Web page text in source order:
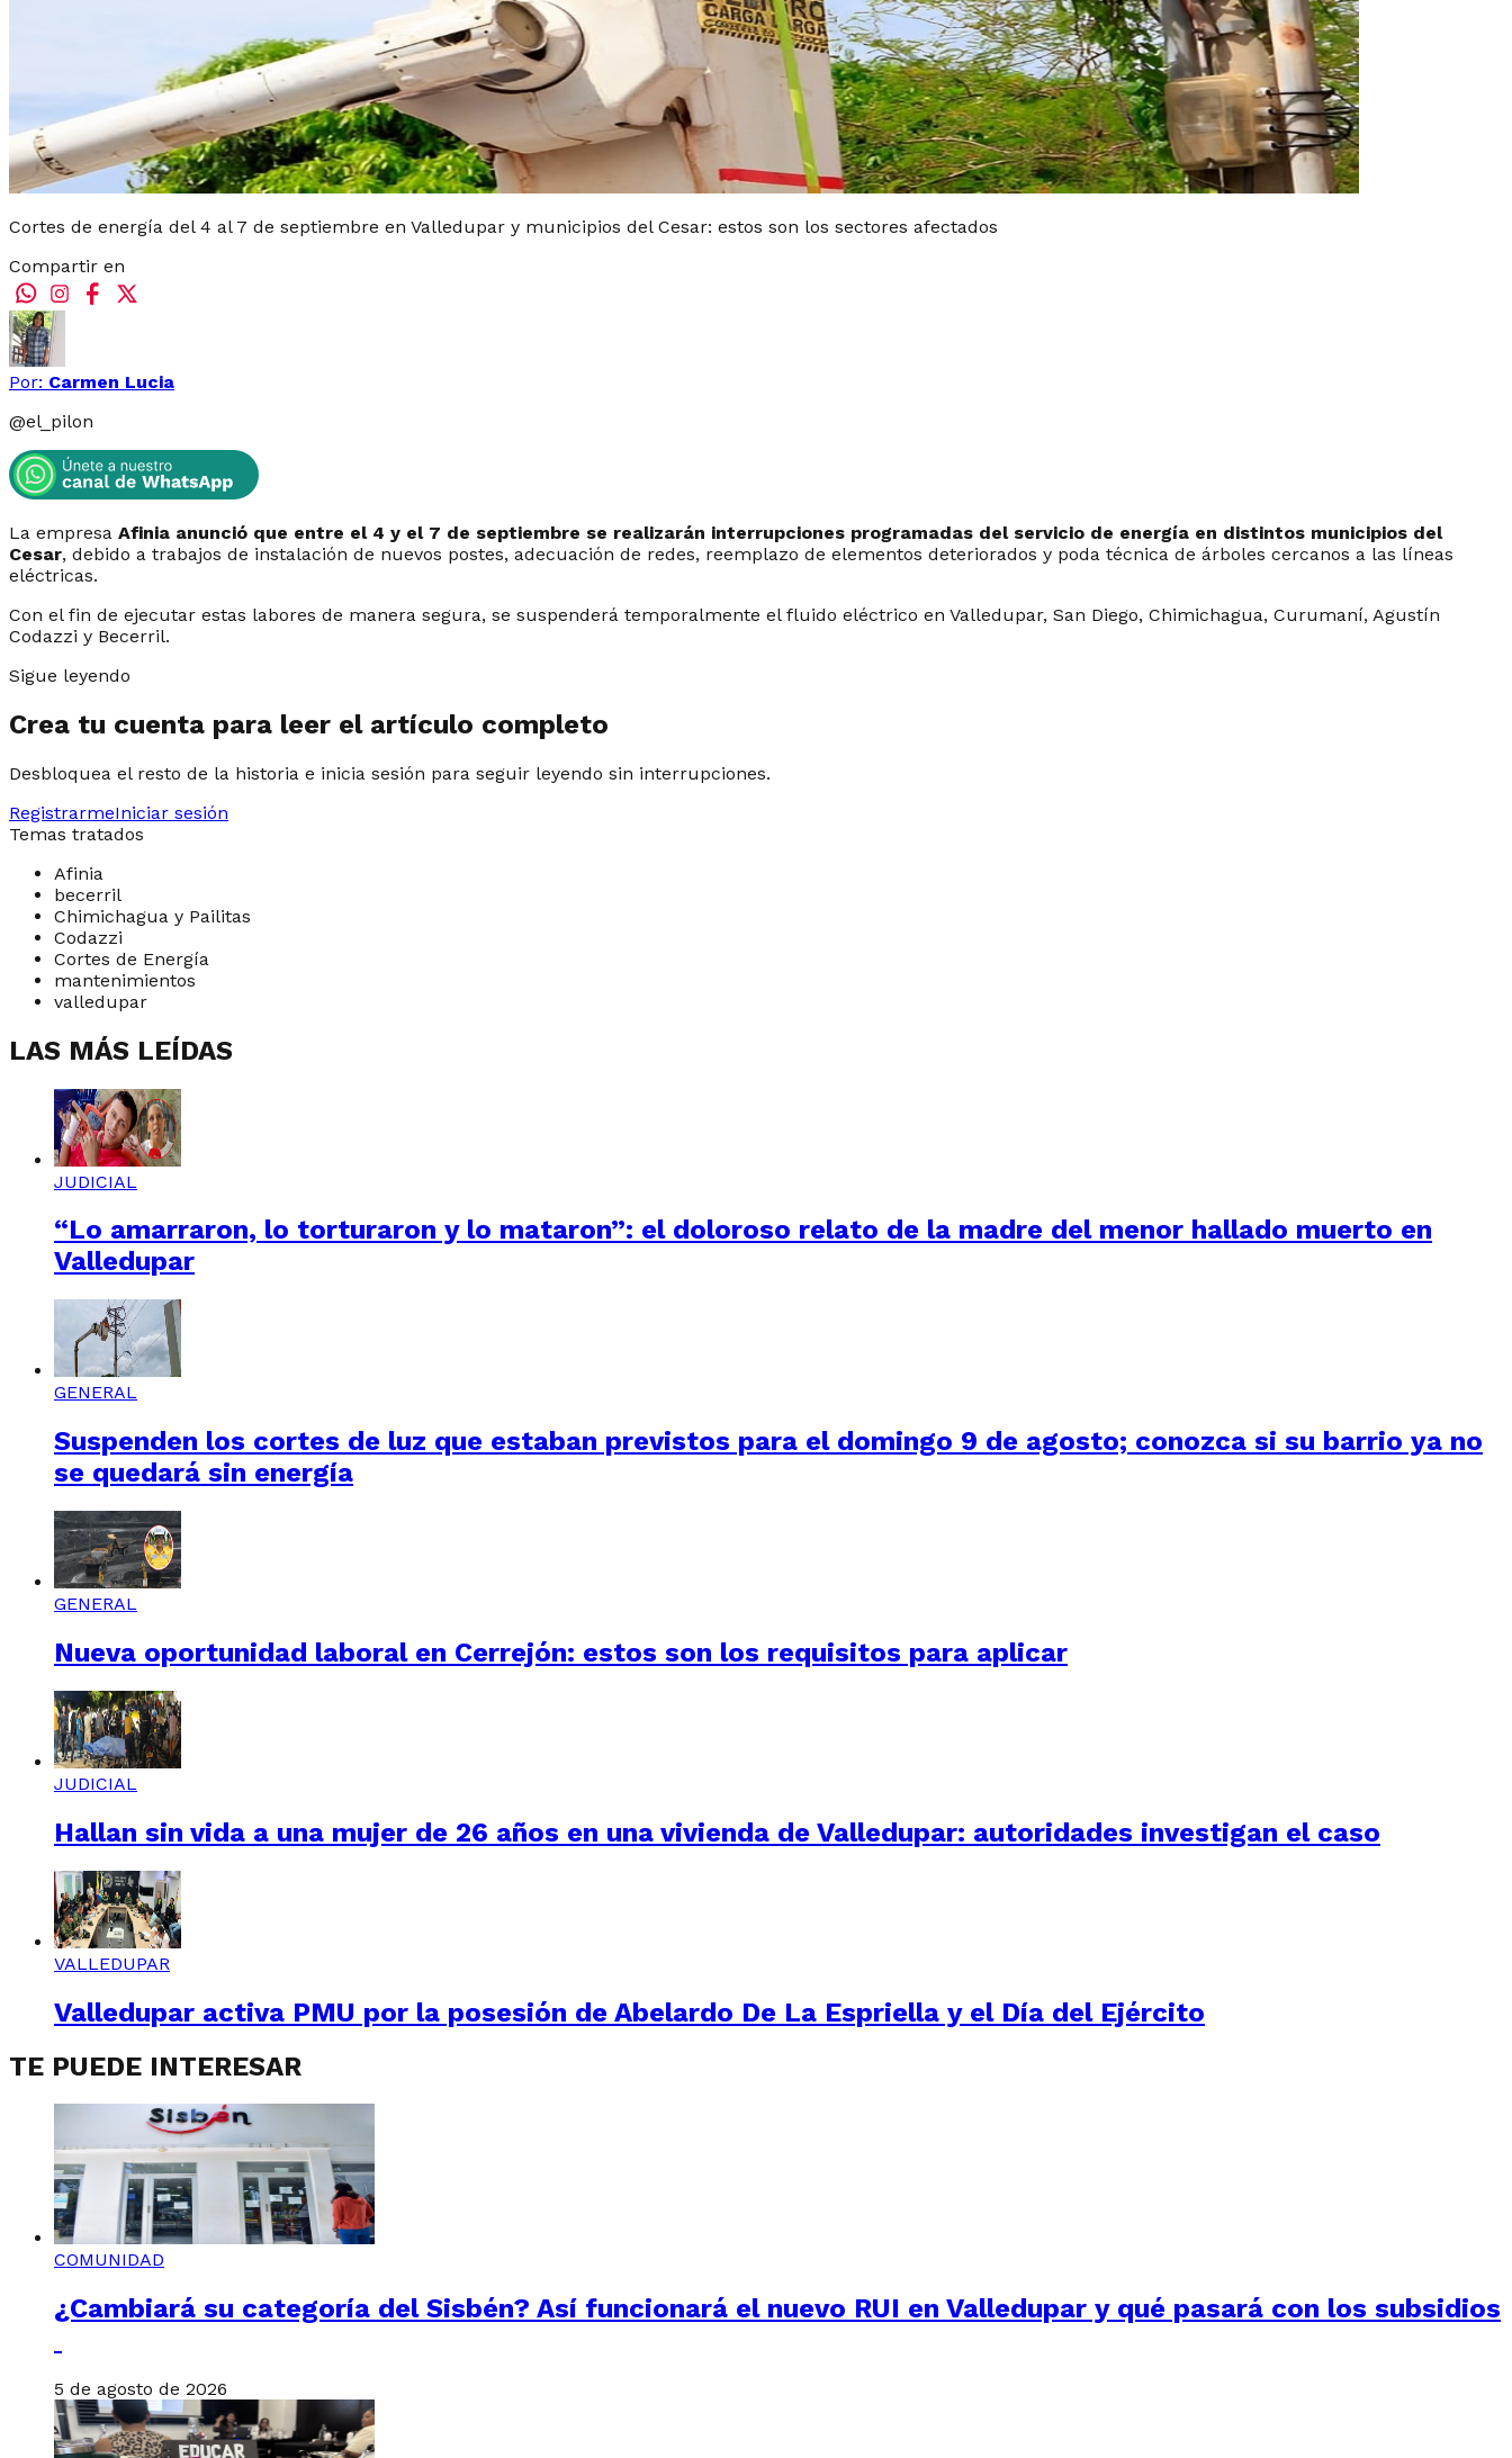
Cortes de energía del 4 al 7 de septiembre en Valledupar y municipios del Cesar: estos son los sectores afectados
Compartir en
Por: Carmen Lucia
@el_pilon
La empresa Afinia anunció que entre el 4 y el 7 de septiembre se realizarán interrupciones programadas del servicio de energía en distintos municipios del
Cesar, debido a trabajos de instalación de nuevos postes, adecuación de redes, reemplazo de elementos deteriorados y poda técnica de árboles cercanos a las líneas
eléctricas.
Con el fin de ejecutar estas labores de manera segura, se suspenderá temporalmente el fluido eléctrico en Valledupar, San Diego, Chimichagua, Curumaní, Agustín
Codazzi y Becerril.
Sigue leyendo
Crea tu cuenta para leer el artículo completo
Desbloquea el resto de la historia e inicia sesión para seguir leyendo sin interrupciones.
RegistrarmeIniciar sesión
Temas tratados
Afinia
becerril
Chimichagua y Pailitas
Codazzi
Cortes de Energía
mantenimientos
valledupar
LAS MÁS LEÍDAS
JUDICIAL
“Lo amarraron, lo torturaron y lo mataron”: el doloroso relato de la madre del menor hallado muerto en
Valledupar
GENERAL
Suspenden los cortes de luz que estaban previstos para el domingo 9 de agosto; conozca si su barrio ya no
se quedará sin energía
GENERAL
Nueva oportunidad laboral en Cerrejón: estos son los requisitos para aplicar
JUDICIAL
Hallan sin vida a una mujer de 26 años en una vivienda de Valledupar: autoridades investigan el caso
VALLEDUPAR
Valledupar activa PMU por la posesión de Abelardo De La Espriella y el Día del Ejército
TE PUEDE INTERESAR
COMUNIDAD
¿Cambiará su categoría del Sisbén? Así funcionará el nuevo RUI en Valledupar y qué pasará con los subsidios
5 de agosto de 2026